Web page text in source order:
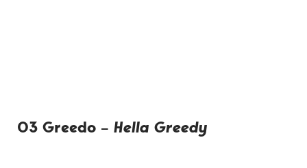
03 Greedo – Hella Greedy